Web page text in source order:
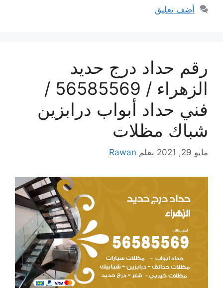
أضف تعليق
رقم حداد درج حديد
الزهراء / 56585569 /
فني حداد أبواب درابزين
شباك مظلات
مايو 29, 2021 بقلم Rawan